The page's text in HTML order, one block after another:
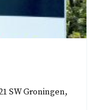
SW Groningen,